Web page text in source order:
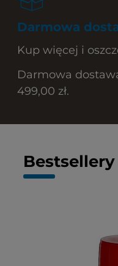
Darmowa
Kup więcej i
Darmowa
499,00 zł.
Bestsellery